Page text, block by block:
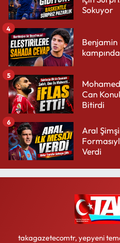
Sokuyor
Benjamin
4
Can
Bitirdi
5
Aral
Verdi
6
takagazetecomtr, yepyeni